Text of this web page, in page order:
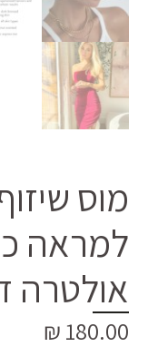
מוס
למראה
אולטרה
180.00
₪